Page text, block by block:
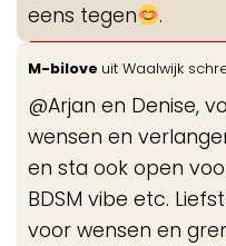
eens tegen
.
M-bilove uit Waalwijk
@Arjan en Denise,
wensen en
en sta ook open
BDSM vibe etc.
voor wensen en